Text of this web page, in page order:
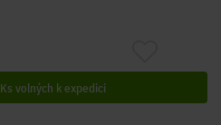
Ks volných k expedici